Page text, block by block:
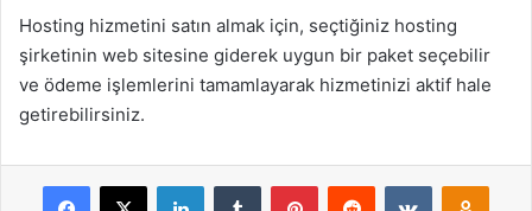
Hosting hizmetini satın almak için, seçtiğiniz hosting
şirketinin web sitesine giderek uygun bir paket seçebilir
ve ödeme işlemlerini tamamlayarak hizmetinizi aktif hale
getirebilirsiniz.
Facebook
X LinkedInTumblr PinterestReddit VKontakte